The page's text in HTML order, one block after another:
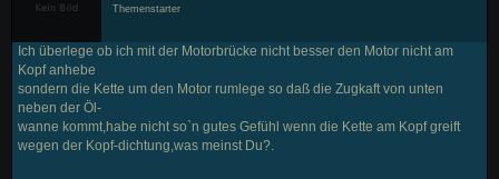
Themenstarter
Ich überlege ob ich mit der Motorbrücke nicht besser den Motor nicht am
Kopf anhebe
sondern die Kette um den Motor rumlege so daß die Zugkaft von unten
neben der Öl-
wanne kommt,habe nicht so`n gutes Gefühl wenn die Kette am Kopf greift
wegen der Kopf-dichtung,was meinst Du?.